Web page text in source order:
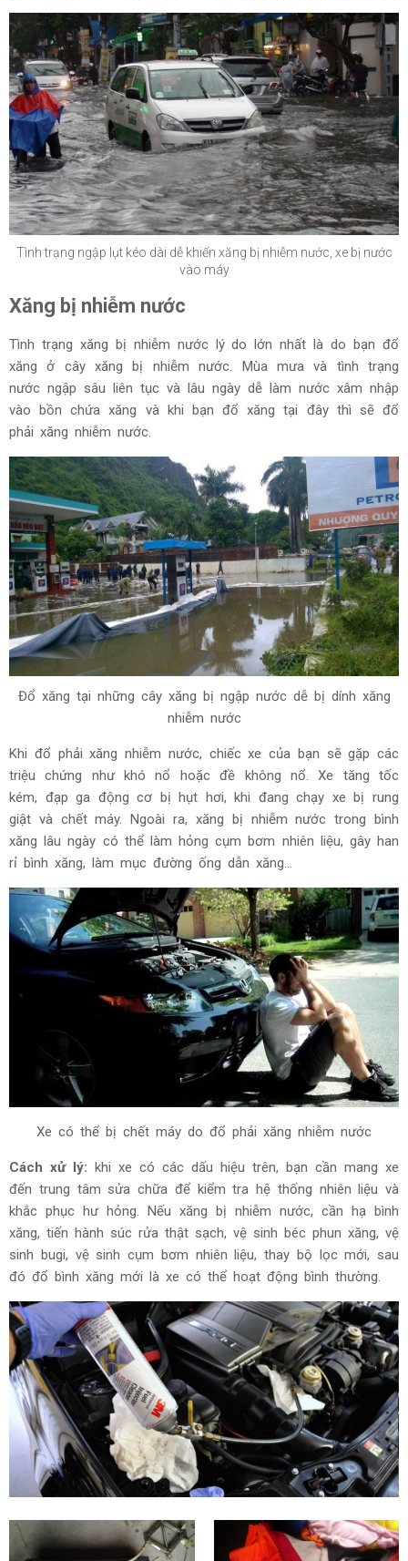
Tình trạng ngập lụt kéo dài dễ khiến xăng bị nhiễm nước, xe bị nước
vào máy
Xăng bị nhiễm nước
Tình trạng xăng bị nhiễm nước lý do lớn nhất là do bạn đổ
xăng ở cây xăng bị nhiễm nước. Mùa mưa và tình trạng
nước ngập sâu liên tục và lâu ngày dễ làm nước xâm nhập
vào bồn chứa xăng và khi bạn đổ xăng tại đây thì sẽ đổ
phải xăng nhiễm nước.
Đổ xăng tại những cây xăng bị ngập nước dễ bị dính xăng
nhiễm nước
Khi đổ phải xăng nhiễm nước, chiếc xe của bạn sẽ gặp các
triệu chứng như khó nổ hoặc đề không nổ. Xe tăng tốc
kém, đạp ga động cơ bị hụt hơi, khi đang chạy xe bị rung
giật và chết máy. Ngoài ra, xăng bị nhiễm nước trong bình
xăng lâu ngày có thể làm hỏng cụm bơm nhiên liệu, gây han
rỉ bình xăng, làm mục đường ống dẫn xăng...
Xe có thể bị chết máy do đổ phải xăng nhiễm nước
Cách xử lý: khi xe có các dấu hiệu trên, bạn cần mang xe
đến trung tâm sửa chữa để kiểm tra hệ thống nhiên liệu và
khắc phục hư hỏng. Nếu xăng bị nhiễm nước, cần hạ bình
xăng, tiến hành súc rửa thật sạch, vệ sinh béc phun xăng, vệ
sinh bugi, vệ sinh cụm bơm nhiên liệu, thay bộ lọc mới, sau
đó đổ bình xăng mới là xe có thể hoạt động bình thường.